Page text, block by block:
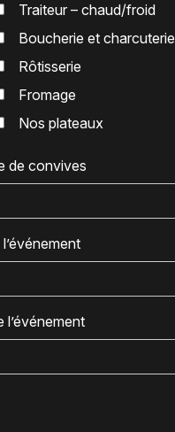
Traiteur – chaud/froid
Boucherie et charcuterie
Rôtisserie
Fromage
Nos plateaux
de convives
l’événement